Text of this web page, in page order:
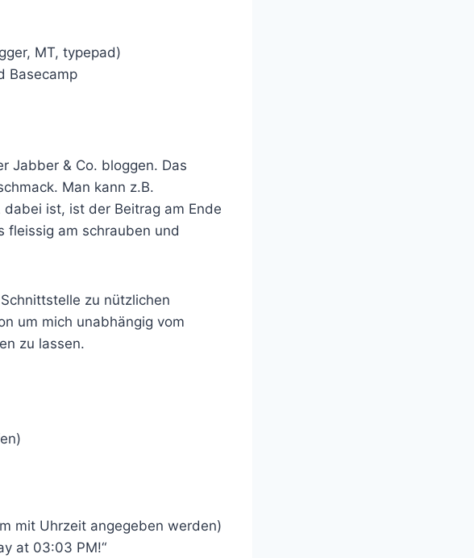
MT, typepad)
Basecamp
Jabber & Co. bloggen. Das
Man kann z.B.
ist, ist der Beitrag am Ende
fleissig am schrauben und
zu nützlichen
um mich unabhängig vom
zu lassen.
mit Uhrzeit angegeben werden)
at 03:03 PM!“